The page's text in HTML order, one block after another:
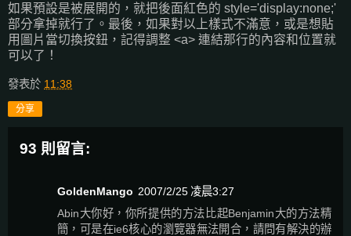
如果預設是被展開的，就把後面紅色的 style='display:none;'
部分拿掉就行了。最後，如果對以上樣式不滿意，或是想貼
用圖片當切換按鈕，記得調整 <a> 連結那行的內容和位置就
可以了！
發表於 11:38
分享
93 則留言:
GoldenMango 2007/2/25 凌晨3:27
Abin大你好，你所提供的方法比起Benjamin大的方法精
簡，可是在ie6核心的瀏覽器無法開合，請問有解決的辦